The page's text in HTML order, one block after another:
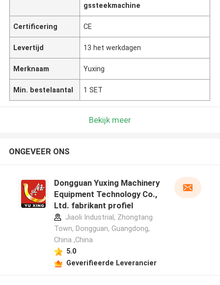
gssteekmachine
Certificering CE
Levertijd 13 het werkdagen
Merknaam Yuxing
Min. bestelaantal 1 SET
Bekijk meer
ONGEVEER ONS
Dongguan Yuxing Machinery
Equipment Technology Co.,
Ltd. fabrikant profiel
Jiaoli Industrial, Zhongtang
Town, Dongguan, Guangdong,
China ,China
5.0
Geverifieerde Leverancier